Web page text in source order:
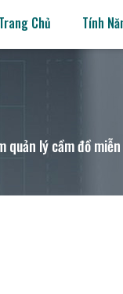
Trang Chủ Tính
quản lý cầm đồ